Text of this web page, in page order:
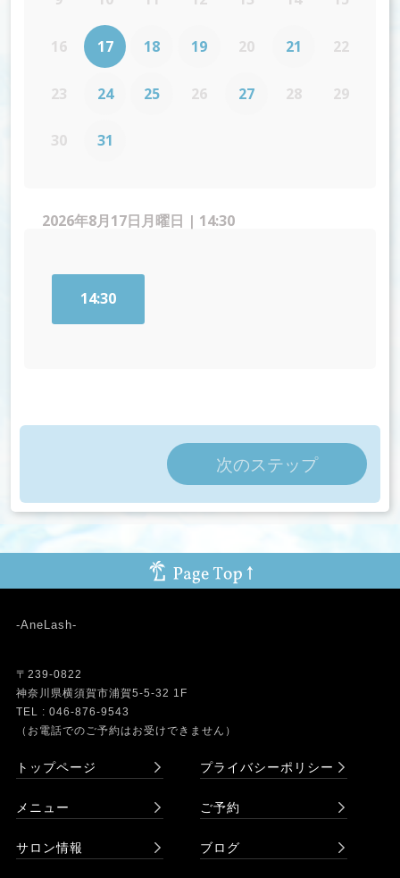
16 17 18 19 20 21 22
23 24 25 26 27 28 29
30 31
2026年8月17日月曜日 | 14:30
14:30
次のステップ
-AneLash-
〒239-0822
神奈川県横須賀市浦賀5-5-32 1F
TEL : 046-876-9543
（お電話でのご予約はお受けできません）
トップページ プライバシーポリシー
メニュー ご予約
サロン情報 ブログ